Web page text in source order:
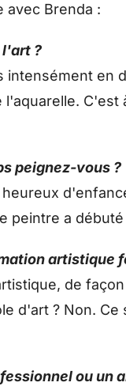
avec Brenda :
l'art ?
intensément en
C'est
peignez-vous ?
peintre a
artistique
de
d'art ? Non.
ou un